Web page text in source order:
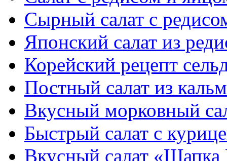
Сырный салат с
Японский салат из
Корейский рецепт
Постный салат из
Вкусный морковный
Быстрый салат с
Вкусный салат